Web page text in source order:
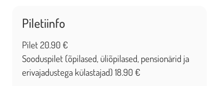
Piletiinfo
Pilet 20.90 €
Sooduspilet (õpilased, üliõpilased, pensionärid ja
erivajadustega külastajad) 18.90 €